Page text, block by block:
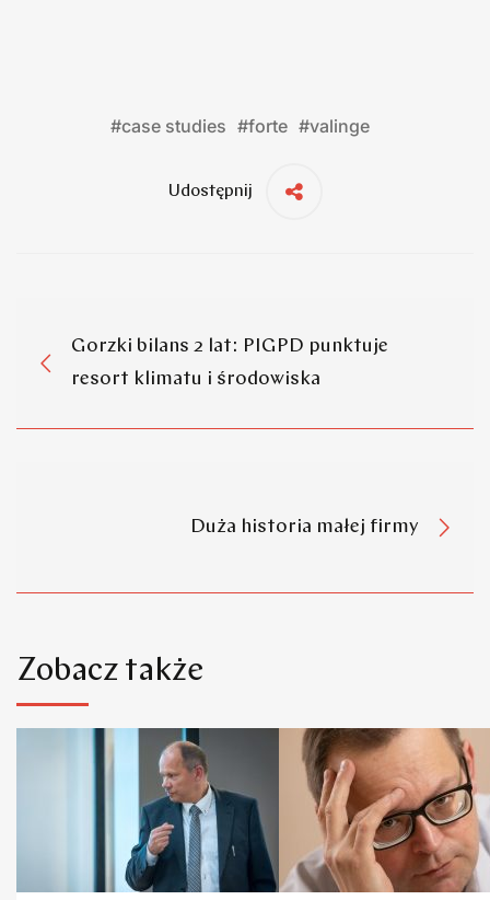
#case studies #forte #valinge
Udostępnij
Gorzki bilans 2 lat: PIGPD punktuje
resort klimatu i środowiska
Duża historia małej firmy
Zobacz także